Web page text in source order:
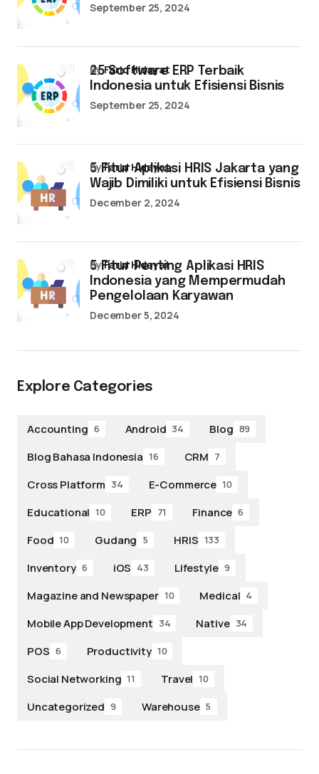
September 25, 2024
25 Software ERP Terbaik
Indonesia untuk Efisiensi Bisnis
byFarid Hidayat
September 25, 2024
5 Fitur Aplikasi HRIS Jakarta yang
Wajib Dimiliki untuk Efisiensi Bisnis
byFarid Hidayat
December 2, 2024
5 Fitur Penting Aplikasi HRIS
Indonesia yang Mempermudah
Pengelolaan Karyawan
byFarid Hidayat
December 5, 2024
Explore Categories
Accounting 6 Android 34 Blog 89
Blog Bahasa Indonesia 16 CRM 7
Cross Platform 34 E-Commerce 10
Educational 10 ERP 71 Finance 6
Food 10 Gudang 5 HRIS 133
Inventory 6 iOS 43 Lifestyle 9
Magazine and Newspaper 10 Medical 4
Mobile App Development 34 Native 34
POS 6 Productivity 10
Social Networking 11 Travel 10
Uncategorized 9 Warehouse 5